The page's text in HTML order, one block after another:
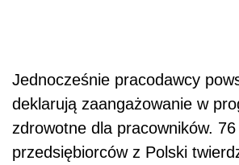
Jednocześnie pracodawcy
deklarują zaangażowanie w
zdrowotne dla pracowników.
przedsiębiorców z Polski